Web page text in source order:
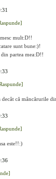
mult:D!!
sunt bune:)!
partea mea:D!!
decât că mâncărurile
este!!:)